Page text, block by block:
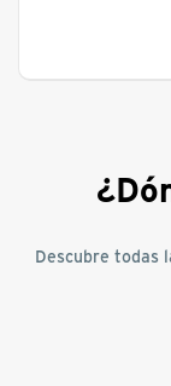
Descubre todas